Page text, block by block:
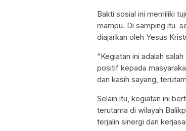
Bakti sosial ini memiliki
mampu. Di samping itu
diajarkan oleh Yesus
“Kegiatan ini adalah
positif kepada
dan kasih sayang,
Selain itu, kegiatan ini
terutama di wilayah
terjalin sinergi dan